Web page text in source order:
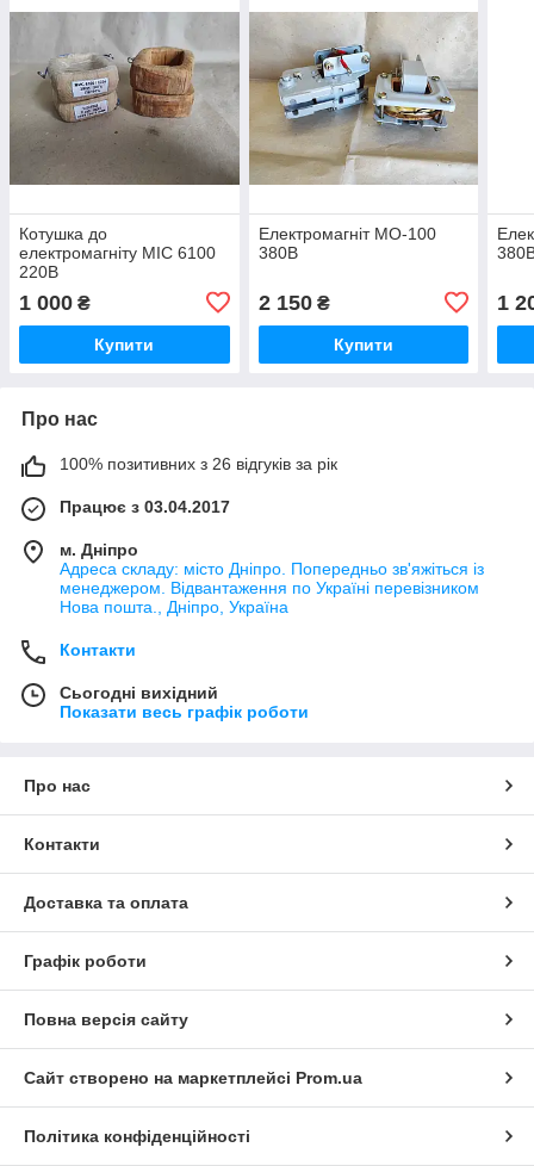
Котушка до
електромагніту МІС 6100
220В
1 000 ₴
Купити
Електромагніт МО-100
380В
2 150₴
Купити
1
Про нас
100% позитивних з 26 відгуків за рік
Працює з 03.04.2017
м. Дніпро
Адреса складу: місто Дніпро. Попередньо зв'яжіться із
менеджером. Відвантаження по Україні перевізником
Нова пошта., Дніпро, Україна
Контакти
Сьогодні вихідний
Показати весь графік роботи
Про нас
Контакти
Доставка та оплата
Графік роботи
Повна версія сайту
Сайт створено на маркетплейсі Prom.ua
Політика конфіденційності